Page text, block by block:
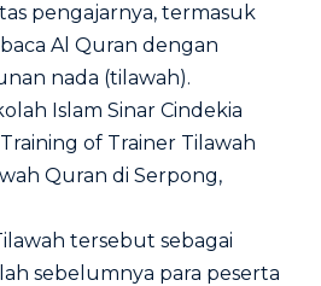
pengajarnya, termasuk
Al Quran dengan
nada (tilawah).
Islam Sinar Cindekia
of Trainer Tilawah
Quran di Serpong,
tersebut sebagai
sebelumnya para peserta